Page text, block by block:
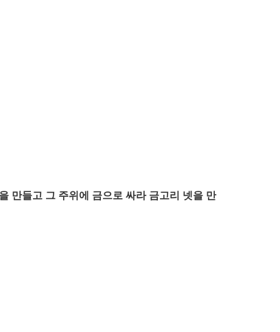
만들고 그 주위에 금으로 싸라 금고리 넷을 만